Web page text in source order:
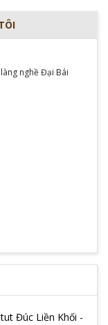
nghề Đại Bái
Đúc Liền Khối -